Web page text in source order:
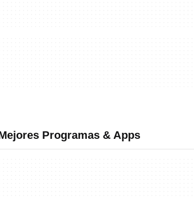
Programas & Apps